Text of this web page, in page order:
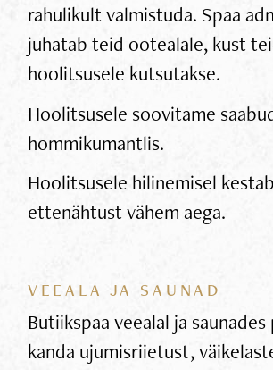
rahulikult valmistuda. Spaa
juhatab teid ootealale, kust
hoolitsusele kutsutakse.
Hoolitsusele soovitame
hommikumantlis.
Hoolitsusele hilinemisel
ettenähtust vähem aega.
VEEALA JA SAUNAD
Butiikspaa veealal ja saunades
kanda ujumisriietust,